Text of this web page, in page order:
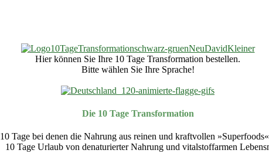
Hier können Sie Ihre 10 Tage Transformation bestellen.
Bitte wählen Sie Ihre Sprache!
Die 10 Tage Transformation
10 Tage bei denen die Nahrung aus reinen und kraftvollen
10 Tage Urlaub von denaturierter Nahrung und vitalstoffarmen